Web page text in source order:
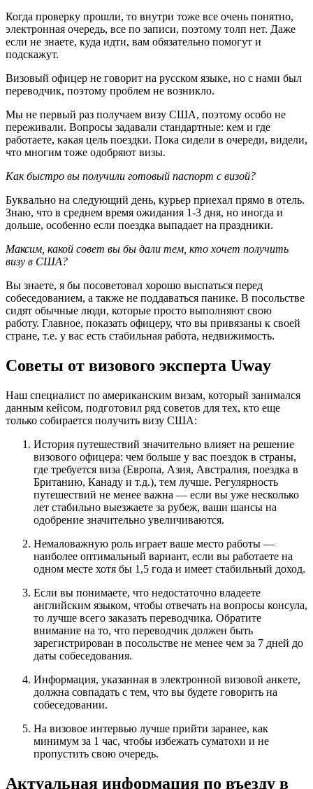
Когда проверку прошли, то внутри тоже все очень понятно,
электронная очередь, все по записи, поэтому толп нет. Даже
если не знаете, куда идти, вам обязательно помогут и
подскажут.
Визовый офицер не говорит на русском языке, но с нами был
переводчик, поэтому проблем не возникло.
Мы не первый раз получаем визу США, поэтому особо не
переживали. Вопросы задавали стандартные: кем и где
работаете, какая цель поездки. Пока сидели в очереди, видели,
что многим тоже одобряют визы.
Как быстро вы получили готовый паспорт с визой?
Буквально на следующий день, курьер приехал прямо в отель.
Знаю, что в среднем время ожидания 1-3 дня, но иногда и
дольше, особенно если поездка выпадает на праздники.
Максим, какой совет вы бы дали тем, кто хочет получить
визу в США?
Вы знаете, я бы посоветовал хорошо выспаться перед
собеседованием, а также не поддаваться панике. В посольстве
сидят обычные люди, которые просто выполняют свою
работу. Главное, показать офицеру, что вы привязаны к своей
стране, т.е. у вас есть стабильная работа, недвижимость.
Советы от визового эксперта Uway
Наш специалист по американским визам, который занимался
данным кейсом, подготовил ряд советов для тех, кто еще
только собирается получить визу США:
История путешествий значительно влияет на решение
визового офицера: чем больше у вас поездок в страны,
где требуется виза (Европа, Азия, Австралия, поездка в
Британию, Канаду и т.д.), тем лучше. Регулярность
путешествий не менее важна — если вы уже несколько
лет стабильно выезжаете за рубеж, ваши шансы на
одобрение значительно увеличиваются.
Немаловажную роль играет ваше место работы —
наиболее оптимальный вариант, если вы работаете на
одном месте хотя бы 1,5 года и имеет стабильный доход.
Если вы понимаете, что недостаточно владеете
английским языком, чтобы отвечать на вопросы консула,
то лучше всего заказать переводчика. Обратите
внимание на то, что переводчик должен быть
зарегистрирован в посольстве не менее чем за 7 дней до
даты собеседования.
Информация, указанная в электронной визовой анкете,
должна совпадать с тем, что вы будете говорить на
собеседовании.
На визовое интервью лучше прийти заранее, как
минимум за 1 час, чтобы избежать суматохи и не
пропустить свою очередь.
Актуальная информация по въезду в